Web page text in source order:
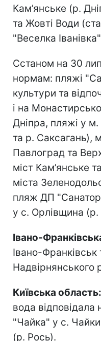
Кам’янське (р.
та Жовті Води
"Веселка
Сстаном на 30
нормам: пляжі
культури та
і на
Дніпра, пляжі у м.
та р. Саксагань),
Павлоград та
міст Кам’янське
міста
пляж ДП
у с. Орлівщина
Івано-
Івано-
Надвірнянського
Київська область:
вода
"Чайка" у с.
(р. Рось).